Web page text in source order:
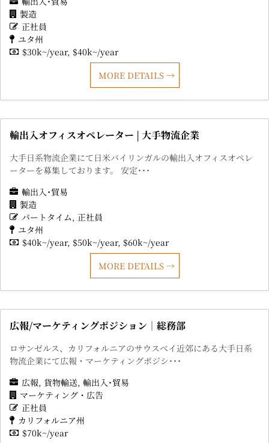
製造
正社員
ユタ州
$30k~/year $40k~/year
MORE DETAILS
輸出入オフィスオペレーター | 大手物流企業
大手日系物流企業にて日米バイリンガルの輸出入オフィスオペレ
ーターを募集しております。 安定･･･
輸出入･貿易
製造
パートタイム 正社員
ユタ州
$40k~/year $50k~/year $60k~/year
MORE DETAILS
広報/マーケティングポジション｜総務部
ロサンゼルス、カリフォルニアのサウスベイ近郊にある大手日系
物流企業にて広報・マーケティングポジシ･･･
広報 貨物輸送 輸出入･貿易
マーケティング・広告
正社員
カリフォルニア州
$70k~/year